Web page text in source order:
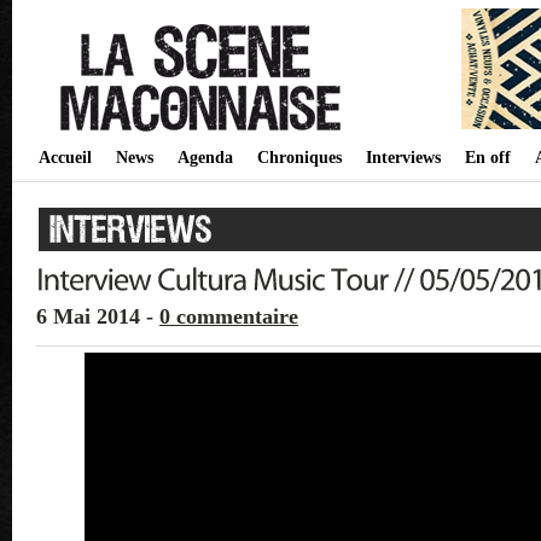
Accueil News Agenda Chroniques Interviews En off
6 Mai 2014 - 0 commentaire